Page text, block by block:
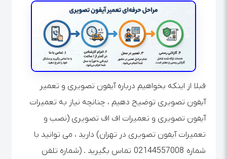
قبلا از اینکه بخواهیم درباره آیفون تصویری و تعمیر
آیفون تصویری توضیح دهیم ، چنانچه نیاز به تعمیرات
آیفون تصویری و تعمیرات اف اف تصویری (نصب و
تعمیرات آیفون تصویری در تهران) دارید ، می توانید با
شماره 02144557008 تماس بگیرید . (شماره تلفن